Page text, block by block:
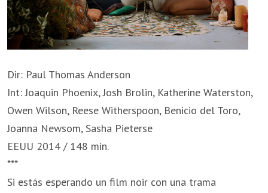
Dir: Paul Thomas Anderson
Int: Joaquin Phoenix, Josh Brolin, Katherine Waterston,
Owen Wilson, Reese Witherspoon, Benicio del Toro,
Joanna Newsom, Sasha Pieterse
EEUU 2014 / 148 min.
***
Si estás esperando un film noir con una trama